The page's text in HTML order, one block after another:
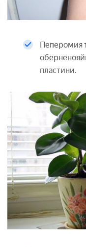
Пеперомия
пластини.